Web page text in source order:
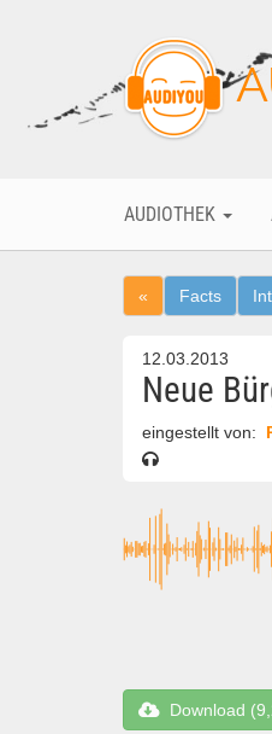
AUDIOTHEK
« Facts
12.03.2013
Neue
eingestellt von:
Download